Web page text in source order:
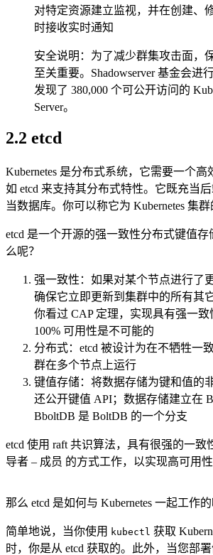
对特定资源建立监视，并在创建、
时接收实时通知
安全说明：为了减少群集攻击面，
至关重要。Shadowserver 基金会进
发现了 380,000 个可公开访问的
Server。
2.2 etcd
Kubernetes 是分布式系统，它需要一个高
如 etcd 来支持其分布式特性。它既充当
当数据库。你可以称它为 Kubernetes 集群
etcd 是一个开源的强一致性分布式键值
么呢？
强一致性：如果对某个节点进行了
确保它立即更新到集群中的所有其
你看过 CAP 定理，实现具有强一
100% 可用性是不可能的
分布式：etcd 被设计为在不牺牲一
群在多个节点上运行
键值存储：将数据存储为键和值的
还公开键值 API；数据存储建立在
BboltDB 是 BoltDB 的一个分支
etcd 使用 raft 共识算法，具有很强的一致
导者 – 成员 的方式工作，以实现高可用
那么 etcd 是如何与 Kubernetes 一起工作的
简单地说，当你使用 kubectl
获取
时，你是从 etcd 获取的。此外，当您部